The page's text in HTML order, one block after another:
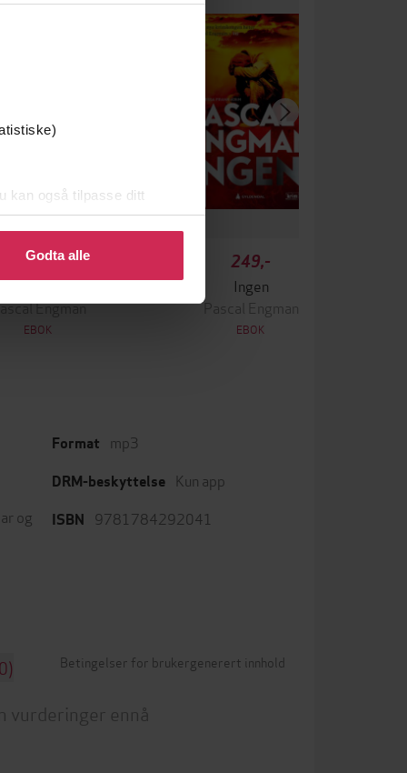
kan også tilpasse ditt
eller endre ditt samtykke.
Godta alle
349,-
Krigen
Engman
EBOK
249,-
Ingen
Pascal Engman
EBOK
og
Format mp3
DRM-beskyttelse Kun app
ISBN 9781784292041
Betingelser for brukergenerert innhold
vurderinger ennå